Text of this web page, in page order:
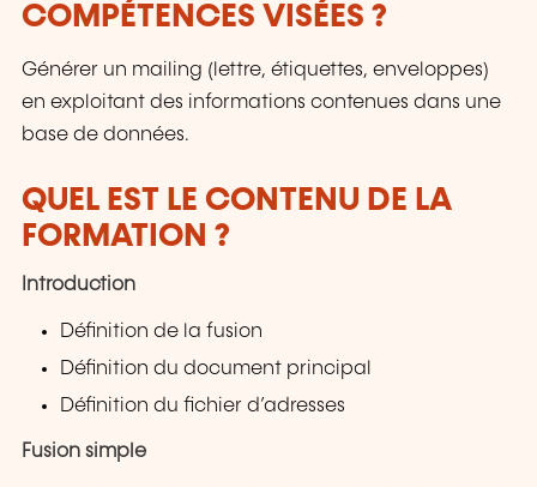
COMPÉTENCES VISÉES ?
Générer un mailing (lettre, étiquettes, enveloppes)
en exploitant des informations contenues dans une
base de données.
QUEL EST LE CONTENU DE LA
FORMATION ?
Introduction
Définition de la fusion
Définition du document principal
Définition du fichier d’adresses
Fusion simple